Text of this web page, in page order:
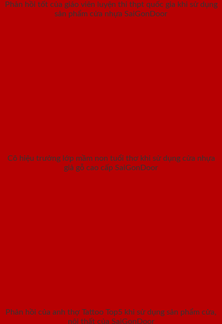
Phản hồi tốt của giáo viên luyện thi thpt quốc gia khi sử dụng
sản phẩm cửa nhựa SaiGonDoor
Cô hiệu trưởng lớp mầm non tuổi thơ khi sử dụng cửa nhựa
giả gỗ cao cấp SaiGonDoor
Phản hồi của anh thợ Tattoo Top5 khi sử dụng sản phẩm cửa,
nội thất của SaiGonDoor